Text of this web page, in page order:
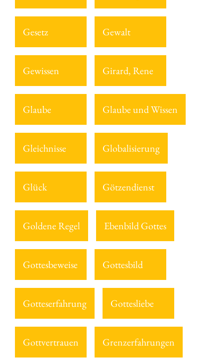
Gesetz Gewalt
Gewissen Girard, Rene
Glaube Glaube und Wissen
Gleichnisse Globalisierung
Glück Götzendienst
Goldene Regel Ebenbild Gottes
Gottesbeweise Gottesbild
Gotteserfahrung Gottesliebe
Gottvertrauen Grenzerfahrungen